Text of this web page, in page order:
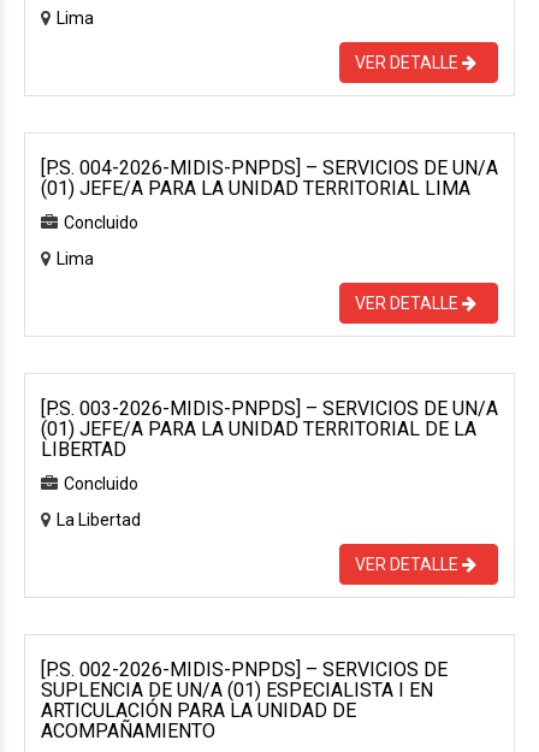
Lima
VER DETALLE
[P.S. 004-2026-MIDIS-PNPDS] – SERVICIOS DE UN/A
(01) JEFE/A PARA LA UNIDAD TERRITORIAL LIMA
Concluido
Lima
VER DETALLE
[P.S. 003-2026-MIDIS-PNPDS] – SERVICIOS DE UN/A
(01) JEFE/A PARA LA UNIDAD TERRITORIAL DE LA
LIBERTAD
Concluido
La Libertad
VER DETALLE
[P.S. 002-2026-MIDIS-PNPDS] – SERVICIOS DE
SUPLENCIA DE UN/A (01) ESPECIALISTA I EN
ARTICULACIÓN PARA LA UNIDAD DE
ACOMPAÑAMIENTO